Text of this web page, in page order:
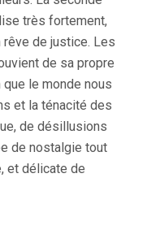
très fortement,
rêve de justice. Les
de sa propre
le monde nous
et la ténacité des
de désillusions
de nostalgie tout
et délicate de